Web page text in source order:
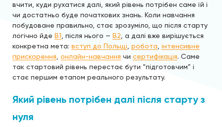
вчити, куди рухатися далі, який рівень потрібен саме їй і
чи достатньо буде початкових знань. Коли навчання
побудоване правильно, стає зрозуміло, що після старту
логічно йде B1 , після нього — B2 , а далі вже вирішується
конкретна мета: вступ до Польщі робота інтенсивне
прискорення онлайн-навчання чи сертифікація. Саме
так стартовий рівень перестає бути “підготовчим” і
стає першим етапом реального результату.
Який рівень потрібен далі після старту з
нуля